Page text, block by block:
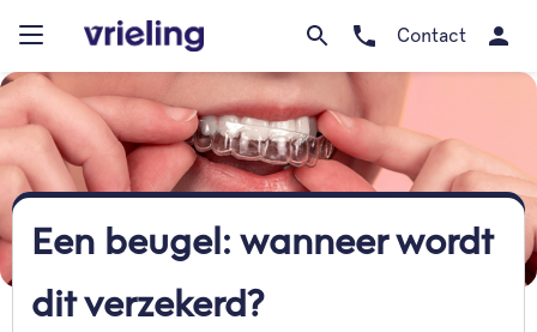
Contact
Een beugel: wanneer wordt
dit verzekerd?